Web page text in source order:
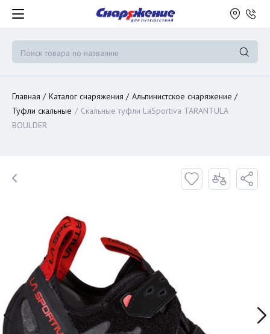
Главная Каталог снаряжения
Альпинистское снаряжение
Туфли скальные
Скальные туфли LaSportiva TARANTULA
BOULDER